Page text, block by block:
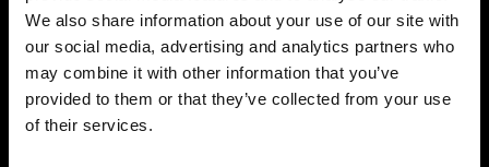
We also share information about your use of our site with
our social media, advertising and analytics partners who
may combine it with other information that you’ve
provided to them or that they’ve collected from your use
of their services.
Profoto StyleShoots Vertical ti offre immagini
coerenti e prive di sfondo in modo rapido e
semplice. Ai marchi in cerca di libertà creativa la
nostra soluzione personalizzabile offre
possibilità di light shaping senza eguali,
consentendo di creare immagini memorabili in